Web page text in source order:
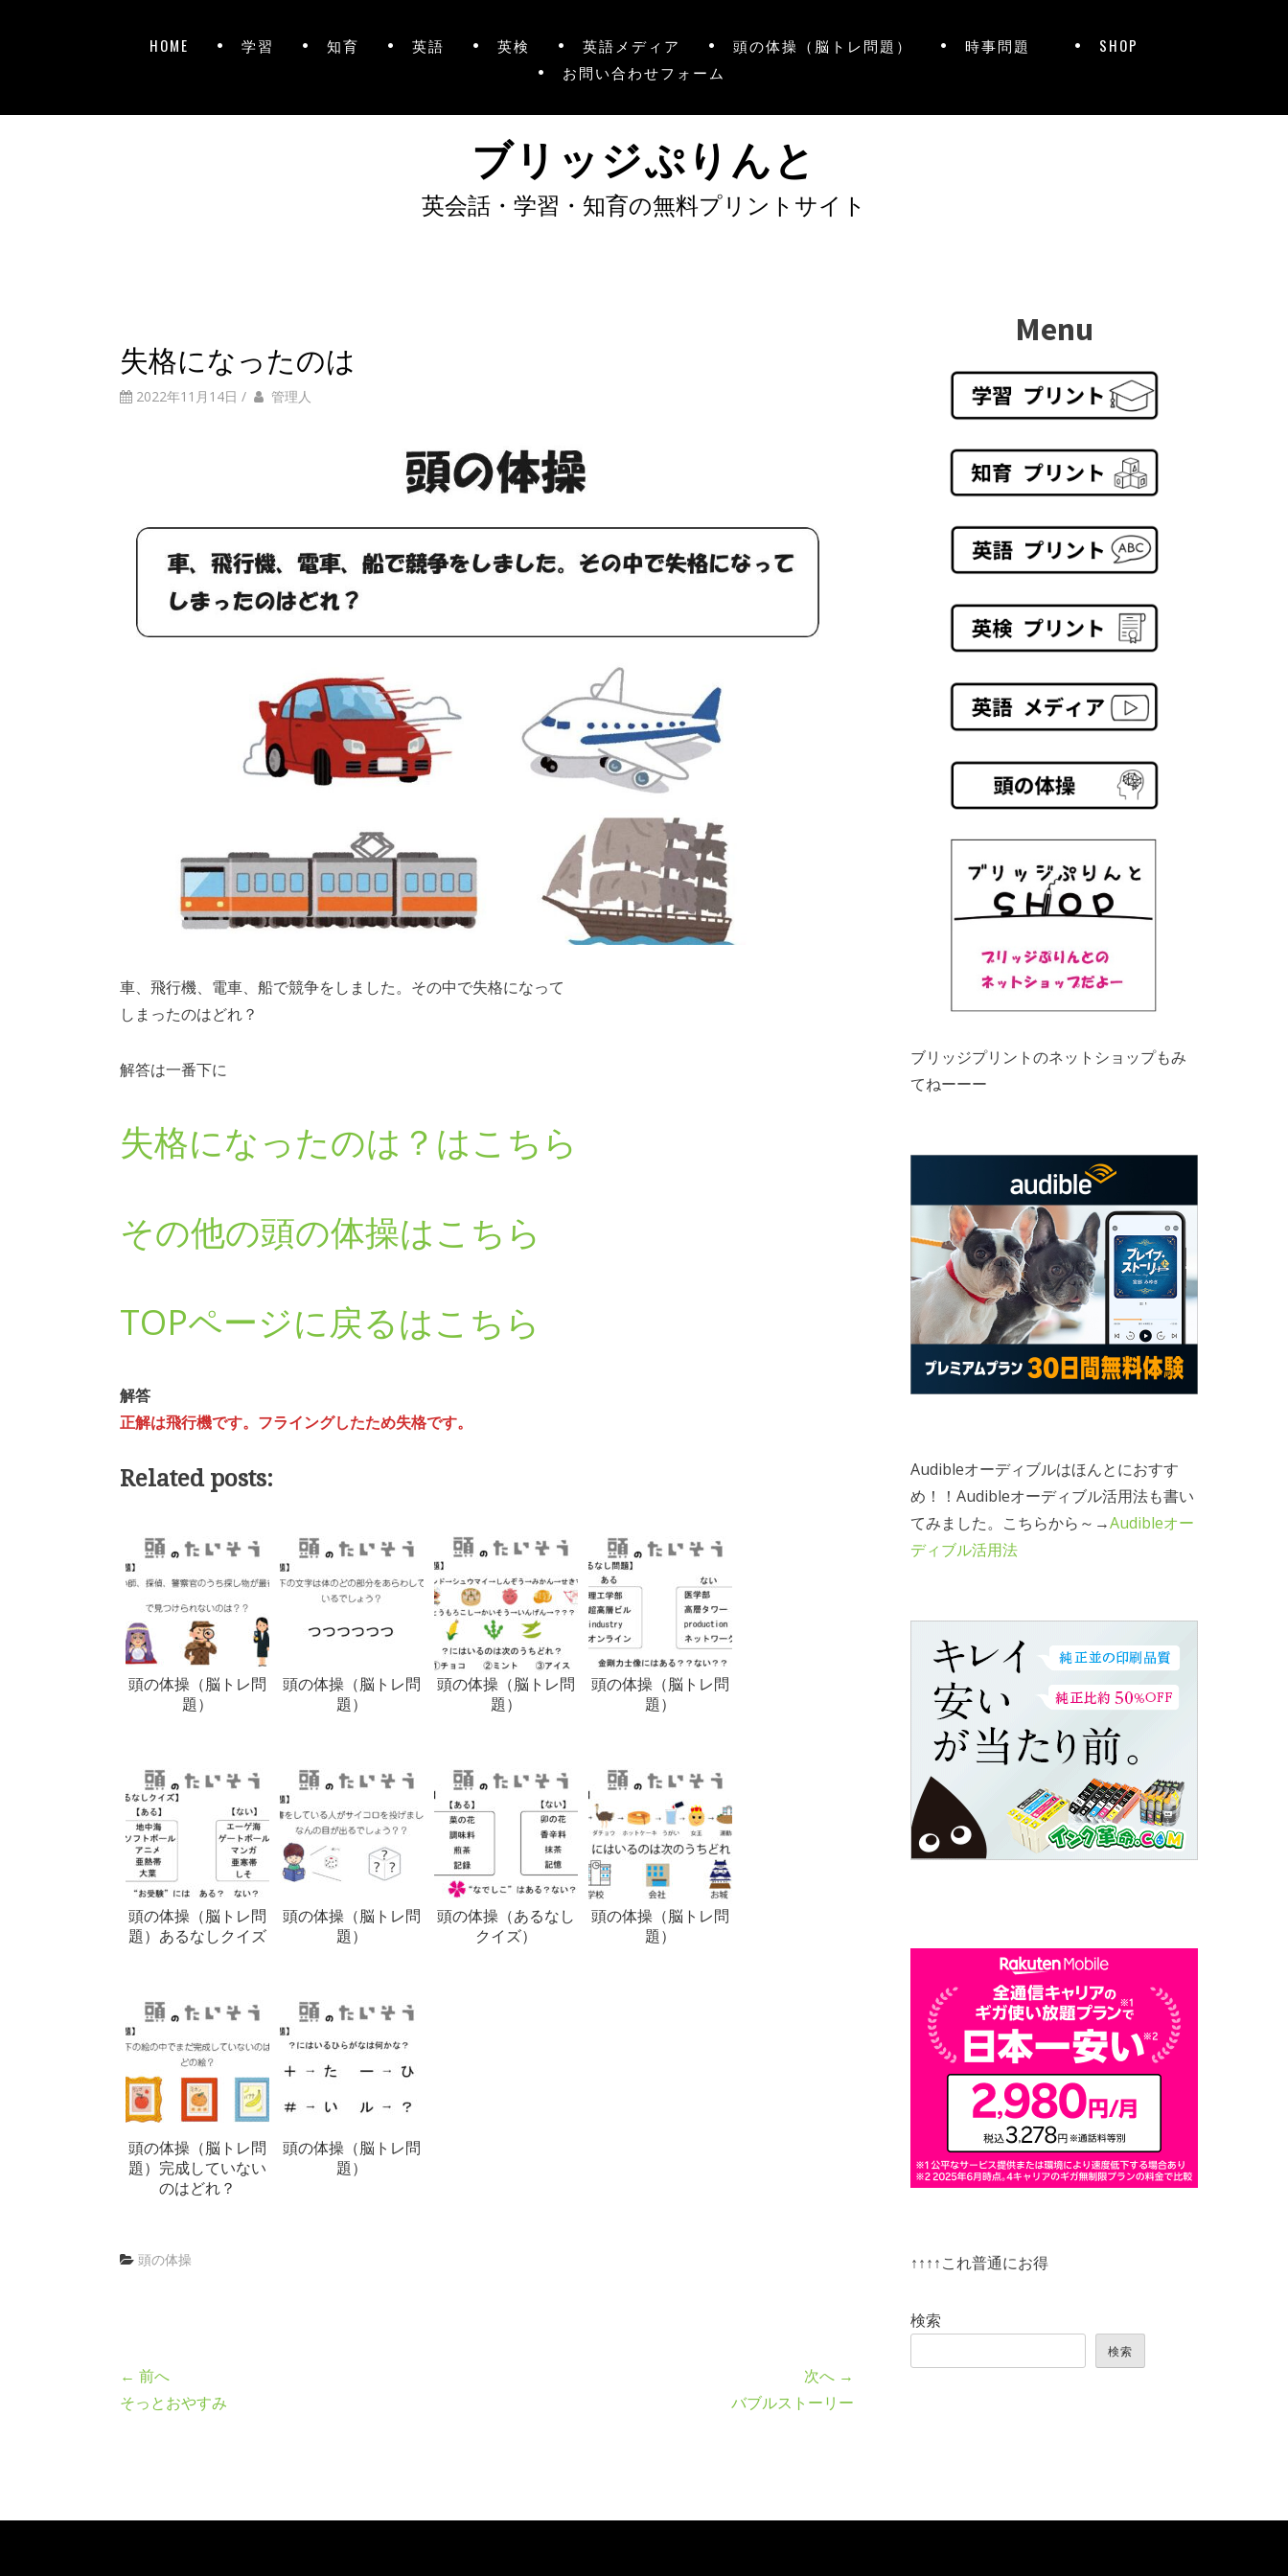
HOME 学習 知育 英語 英検 英語メディア 頭の体操（脳トレ問題） 時事問題
SHOP
お問い合わせフォーム
ブリッジぷりんと
英会話・学習・知育の無料プリントサイト
失格になったのは
2022年11月14日 / 管理人
車、飛行機、電車、船で競争をしました。その中で失格になって
しまったのはどれ？
解答は一番下に
失格になったのは？はこちら
その他の頭の体操はこちら
TOPページに戻るはこちら
解答
正解は飛行機です。フライングしたため失格です。
Related posts:
頭の体操（脳トレ問
題）
頭の体操（脳トレ問
題）
頭の体操（脳トレ問
題）
頭の体操（脳トレ問
題）
頭の体操（脳トレ問
題）あるなしクイズ
頭の体操（脳トレ問
題）
頭の体操（あるなし
クイズ）
頭の体操（脳トレ問
題）
頭の体操（脳トレ問
題）完成していない
のはどれ？
頭の体操（脳トレ問
題）
頭の体操
← 前へ
そっとおやすみ
次へ →
バブルストーリー
Menu
ブリッジプリントのネットショップもみ
てねーーー
Audibleオーディブルはほんとにおすす
め！！Audibleオーディブル活用法も書い
てみました。こちらから～→Audibleオー
ディブル活用法
↑↑↑↑これ普通にお得
検索
検索